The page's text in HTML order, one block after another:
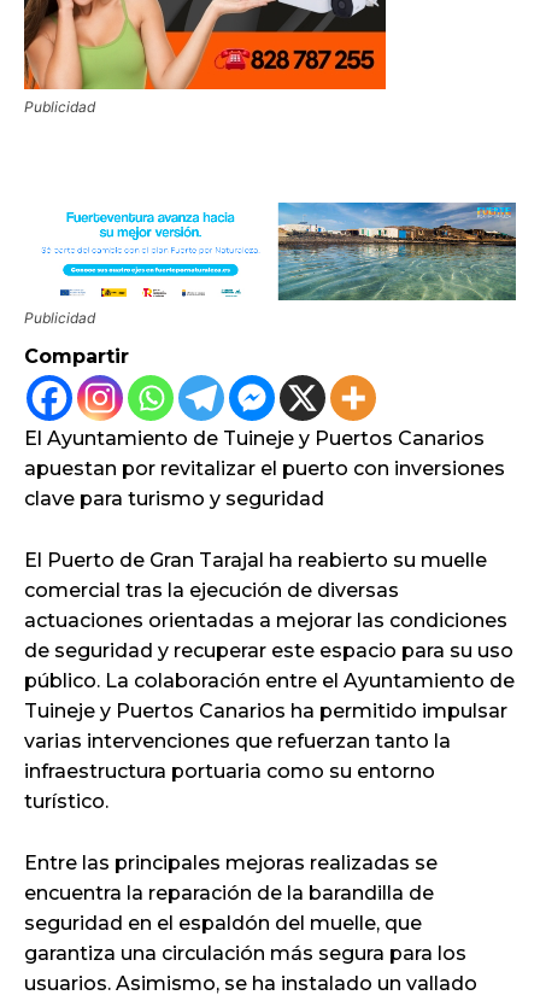
Publicidad
Publicidad
Compartir
El Ayuntamiento de Tuineje y Puertos Canarios
apuestan por revitalizar el puerto con inversiones
clave para turismo y seguridad
El Puerto de Gran Tarajal ha reabierto su muelle
comercial tras la ejecución de diversas
actuaciones orientadas a mejorar las condiciones
de seguridad y recuperar este espacio para su uso
público. La colaboración entre el Ayuntamiento de
Tuineje y Puertos Canarios ha permitido impulsar
varias intervenciones que refuerzan tanto la
infraestructura portuaria como su entorno
turístico.
Entre las principales mejoras realizadas se
encuentra la reparación de la barandilla de
seguridad en el espaldón del muelle, que
garantiza una circulación más segura para los
usuarios. Asimismo, se ha instalado un vallado